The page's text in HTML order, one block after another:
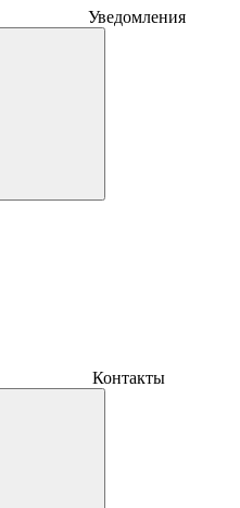
Уведомления
Контакты